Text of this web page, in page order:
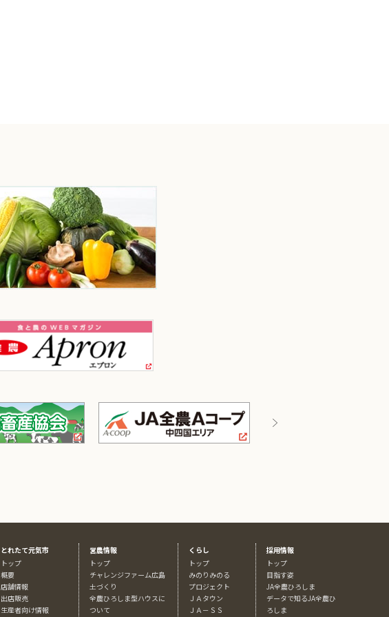
とれたて元気市
トップ
概要
店舗情報
出店販売
生産者向け情報
営農情報
トップ
チャレンジファーム広島
土づくり
全農ひろしま型ハウスに
ついて
くらし
トップ
みのりみのる
プロジェクト
ＪＡタウン
ＪＡ－ＳＳ
採用情報
トップ
目指す姿
JA全農ひろしま
データで知るJA全農ひ
ろしま